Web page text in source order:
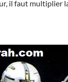
il faut multiplier